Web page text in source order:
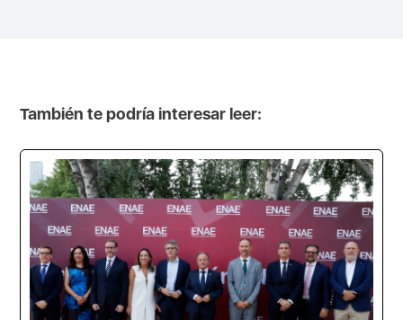
También te podría interesar leer: